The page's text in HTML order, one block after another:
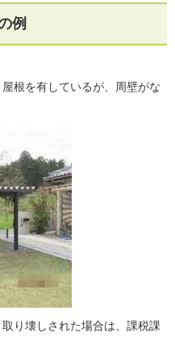
例
根を有しているが、周壁がな
り壊しされた場合は、課税課